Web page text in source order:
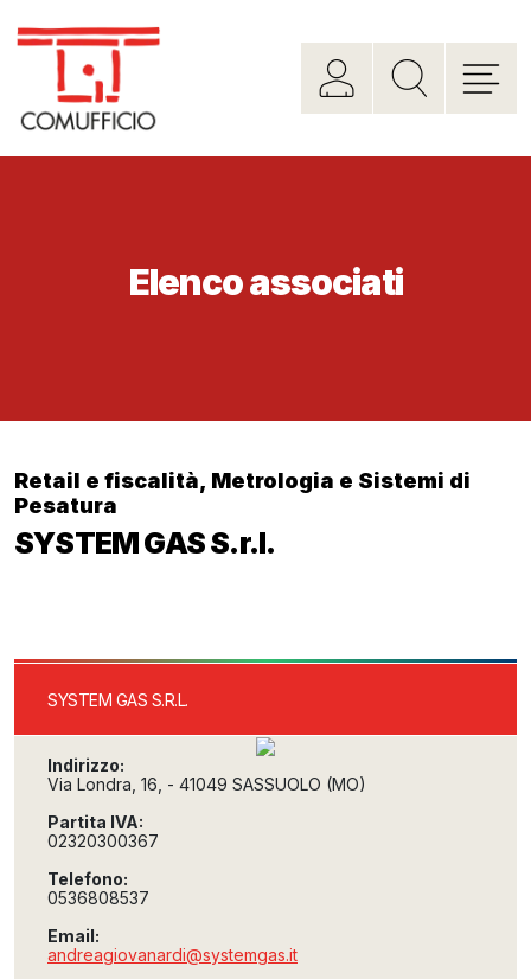
Elenco associati
Retail e fiscalità, Metrologia e Sistemi di
Pesatura
SYSTEM GAS S.r.l.
SYSTEM GAS S.R.L.
Indirizzo:
Via Londra, 16, - 41049 SASSUOLO (MO)
Partita IVA:
02320300367
Telefono:
0536808537
Email:
andreagiovanardi@systemgas.it